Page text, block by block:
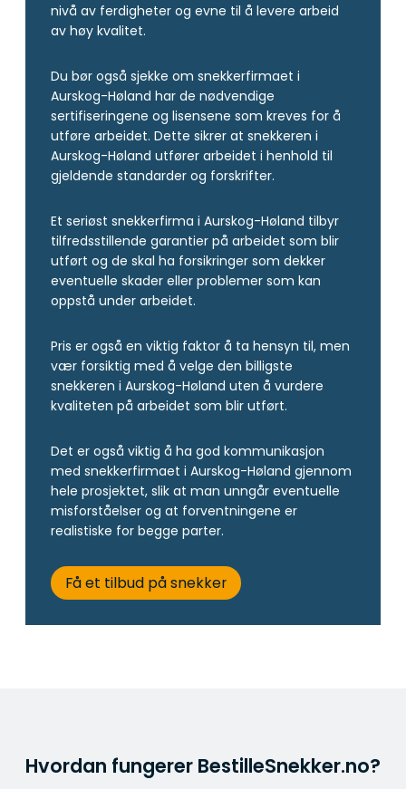
nivå av ferdigheter og evne til å levere arbeid
av høy kvalitet.
Du bør også sjekke om snekkerfirmaet i
Aurskog-Høland har de nødvendige
sertifiseringene og lisensene som kreves for å
utføre arbeidet. Dette sikrer at snekkeren i
Aurskog-Høland utfører arbeidet i henhold til
gjeldende standarder og forskrifter.
Et seriøst snekkerfirma i Aurskog-Høland tilbyr
tilfredsstillende garantier på arbeidet som blir
utført og de skal ha forsikringer som dekker
eventuelle skader eller problemer som kan
oppstå under arbeidet.
Pris er også en viktig faktor å ta hensyn til, men
vær forsiktig med å velge den billigste
snekkeren i Aurskog-Høland uten å vurdere
kvaliteten på arbeidet som blir utført.
Det er også viktig å ha god kommunikasjon
med snekkerfirmaet i Aurskog-Høland gjennom
hele prosjektet, slik at man unngår eventuelle
misforståelser og at forventningene er
realistiske for begge parter.
Få et tilbud på snekker
Hvordan fungerer BestilleSnekker.no?